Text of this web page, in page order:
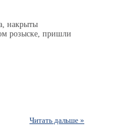
накрыты
розыске, пришли
Читать дальше »